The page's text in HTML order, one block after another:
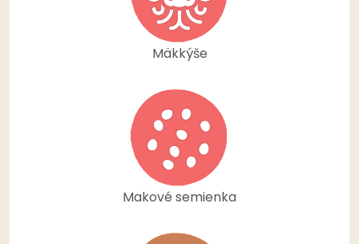
Mäkkýše
Makové semienka